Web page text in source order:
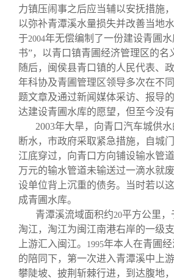
终身学习
信息化服务
三创大赛
实用信息
校友总会
总会简介
会长致辞
总会章程
理事会名单
制度法规
联系我们
关闭
力镇压闹事之后应当辅以安抚措施
以弥补青潭溪水量损失并改善当地
于2004年无偿编制了一份建设青圃
书”，以青口镇青圃经济管理区的名
随后，闽侯县青口镇的人民代表、
年科协及青圃管理区领导多次在不
题文章及通过新闻媒体采访、报导
达建设青圃水库的愿望，但至今没
2003年大旱，向青口汽车城供
断水，市政府采取紧急措施，自城
江底穿过，向青口方向铺设输水管
万元的输水管道未输送过一滴水就
设单位背上沉重的债务。当时若以
成青圃水库。
青潭溪流域面积约20平方公里，
淘江，淘江为闽江南港右岸的一级
上游汇入闽江。
1995年本人在青圃
的陪同下，第一次进入青潭溪中上
攀陡坡、披荆斩棘行进，到达腹地